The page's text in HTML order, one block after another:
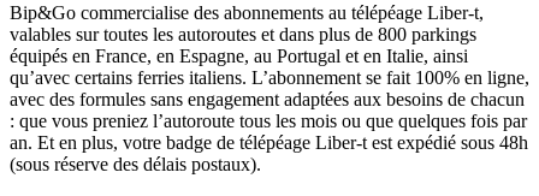
Bip&Go commercialise des abonnements au télépéage Liber-t,
valables sur toutes les autoroutes et dans plus de 800 parkings
équipés en France, en Espagne, au Portugal et en Italie, ainsi
qu’avec certains ferries italiens. L’abonnement se fait 100% en ligne,
avec des formules sans engagement adaptées aux besoins de chacun
: que vous preniez l’autoroute tous les mois ou que quelques fois par
an. Et en plus, votre badge de télépéage Liber-t est expédié sous 48h
(sous réserve des délais postaux).